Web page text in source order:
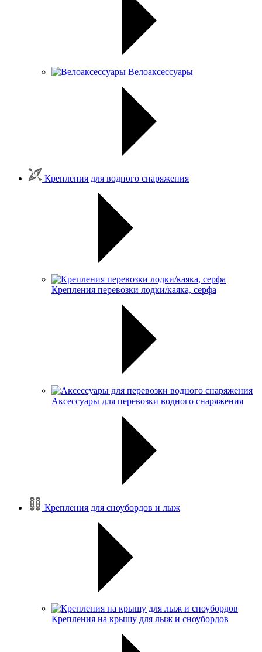
Велоаксессуары
Крепления для водного снаряжения
Крепления перевозки лодки/каяка, серфа
Аксессуары для перевозки водного снаряжения
Крепления для сноубордов и лыж
Крепления на крышу для лыж и сноубордов